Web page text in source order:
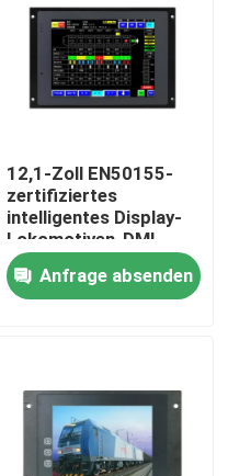
12,1-Zoll EN50155-
zertifiziertes
intelligentes Display-
Lokomotiven-DMI-
Gerät mit 1,8 GHz
Quad-Core ARM
Cortex-A53 + M4
Anfrage absenden